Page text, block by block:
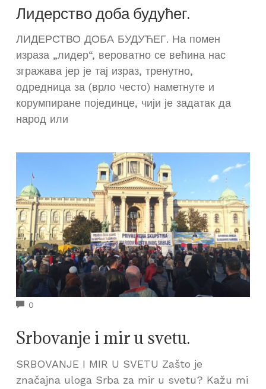
Лидерство доба будућег.
ЛИДЕРСТВО ДОБА БУДУЋЕГ. На помен
израза „лидер“, вероватно се већина нас
згражава јер је тај израз, тренутно,
одредница за (врло често) наметнуте и
корумпиране појединце, чији је задатак да
народ или
0
Srbovanje i mir u svetu.
SRBOVANJE I MIR U SVETU Zašto je
značajna uloga Srba za mir u svetu? Kažu mi